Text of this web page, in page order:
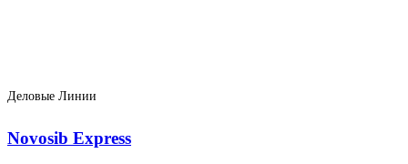
Деловые Линии
Novosib Express